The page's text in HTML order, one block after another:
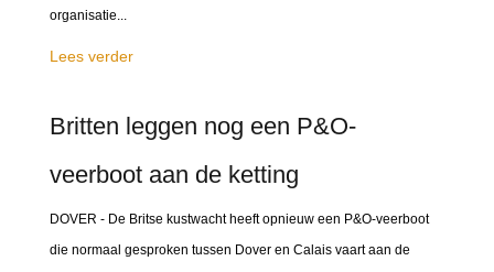
organisatie...
Lees verder
Britten leggen nog een P&O-
veerboot aan de ketting
DOVER - De Britse kustwacht heeft opnieuw een P&O-veerboot
die normaal gesproken tussen Dover en Calais vaart aan de